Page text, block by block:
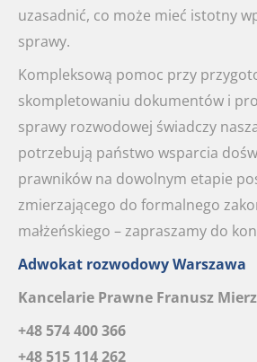
uzasadnić, co może mieć istotny
sprawy.
Kompleksową pomoc przy
skompletowaniu dokumentów i
sprawy rozwodowej świadczy
potrzebują państwo wsparcia
prawników na dowolnym etapie
zmierzającego do formalnego
małżeńskiego – zapraszamy do
Adwokat rozwodowy Warszawa
Kancelarie Prawne Franusz
+48 574 400 366
+48 515 114 262